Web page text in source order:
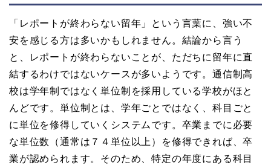
「レポートが終わらない留年」という言葉に、強い不
安を感じる方は多いかもしれません。結論から言う
と、レポートが終わらないことが、ただちに留年に直
結するわけではないケースが多いようです。通信制高
校は学年制ではなく単位制を採用している学校がほと
んどです。単位制とは、学年ごとではなく、科目ごと
に単位を修得していくシステムです。卒業までに必要
な単位数（通常は７４単位以上）を修得できれば、卒
業が認められます。そのため、特定の年度にある科目